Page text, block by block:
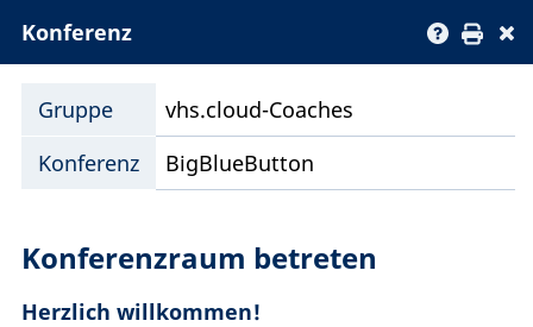
Konferenz
Gruppe
vhs.cloud-Coaches
Konferenz
BigBlueButton
Konferenzraum betreten
Herzlich willkommen!